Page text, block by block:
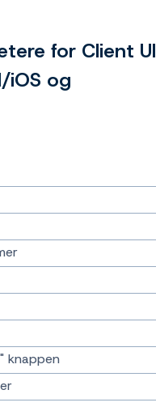
for Client UI
iOS og
knappen